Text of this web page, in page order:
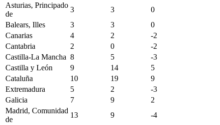
Asturias, Principado
de
3 3
0
Balears, Illes
3 3
0
Canarias
4 2
-2
Cantabria
2 0
-2
Castilla-La Mancha 8 5
-3
Castilla y León
9 14
5
Cataluña
10 19
9
Extremadura
5 2
-3
Galicia
7 9
2
Madrid, Comunidad
de
13 9
-4